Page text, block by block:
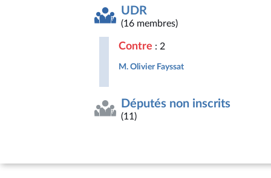
UDR
(16 membres)
Contre : 2
M. Olivier Fayssat
Députés non inscrits
(11)